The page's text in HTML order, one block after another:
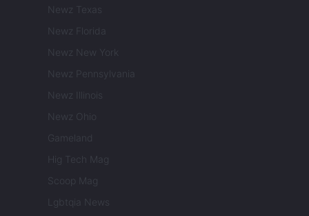
Newz Texas
Newz Florida
Newz New York
Newz Pennsylvania
Newz Illinois
Newz Ohio
Gameland
Hig Tech Mag
Scoop Mag
Lgbtqia News